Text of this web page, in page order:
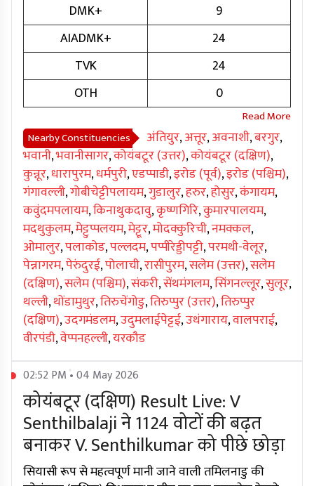
DMK+
9
AIADMK+
24
TVK
24
OTH
0
Nearby Constituencies अंतियुर,अत्तूर,अवनाशी,बरगुर,
भवानी,भवानीसागर,कोयंबटूर (उत्तर),कोयंबटूर (दक्षिण),
कुन्नूर,धारापुरम,धर्मपुरी,एडप्पाडी,इरोड (पूर्व),इरोड (पश्चिम),
गंगावल्ली,गोबीचेट्टीपलायम,गुडालुर,हरुर,होसुर,कंगायम,
कवुंदमपलायम,किनाथुकदावु,कृष्णगिरि,कुमारपालयम,
मदथुकुलम,मेट्टुप्पलयम,मेट्टूर,मोदक्कुरिची,नमक्कल,
ओमालुर,पलाकोड,पल्लदम,पप्पीरेड्डीपट्टी,परमथी-वेलूर,
पेन्नागरम,पेरुंदुरई,पोलाची,रासीपुरम,सलेम (उत्तर),सलेम
(दक्षिण),सलेम (पश्चिम),संकरी,सेंथमंगलम,सिंगनल्लूर,सुलूर,
थल्ली,थोंडामुथुर,तिरुचेंगोडु,तिरुप्पुर (उत्तर),तिरुप्पुर
(दक्षिण),उदगमंडलम,उदुमलाईपेट्टई,उथंगाराय,वालपराई,
वीरपंडी,वेप्पनहल्ली,यरकौड
02:52 PM • 04 May 2026
कोयंबटूर (दक्षिण) Result Live: V
Senthilbalaji ने 1124 वोटों की बढ़त
बनाकर V. Senthilkumar को पीछे छोड़ा
सियासी रूप से महत्वपूर्ण मानी जाने वाली तमिलनाडु की